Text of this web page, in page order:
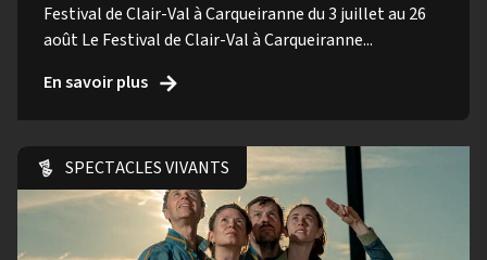
Festival de Clair-Val à Carqueiranne du 3 juillet au 26
août Le Festival de Clair-Val à Carqueiranne...
En savoir plus
SPECTACLES VIVANTS